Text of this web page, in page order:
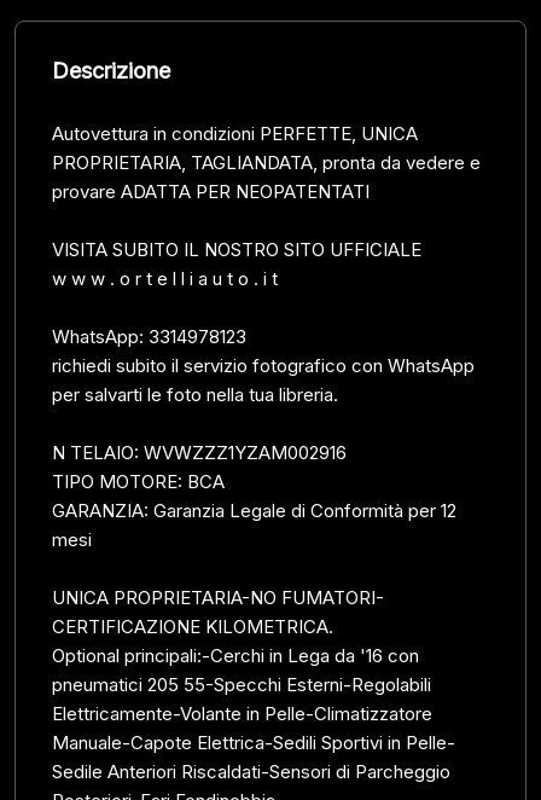
Descrizione
Autovettura in condizioni PERFETTE, UNICA
PROPRIETARIA, TAGLIANDATA, pronta da vedere e
provare ADATTA PER NEOPATENTATI
VISITA SUBITO IL NOSTRO SITO UFFICIALE
w w w . o r t e l l i a u t o . i t
WhatsApp: 3314978123
richiedi subito il servizio fotografico con WhatsApp
per salvarti le foto nella tua libreria.
N TELAIO: WVWZZZ1YZAM002916
TIPO MOTORE: BCA
GARANZIA: Garanzia Legale di Conformità per 12
mesi
UNICA PROPRIETARIA-NO FUMATORI-
CERTIFICAZIONE KILOMETRICA.
Optional principali:-Cerchi in Lega da '16 con
pneumatici 205 55-Specchi Esterni-Regolabili
Elettricamente-Volante in Pelle-Climatizzatore
Manuale-Capote Elettrica-Sedili Sportivi in Pelle-
Sedile Anteriori Riscaldati-Sensori di Parcheggio